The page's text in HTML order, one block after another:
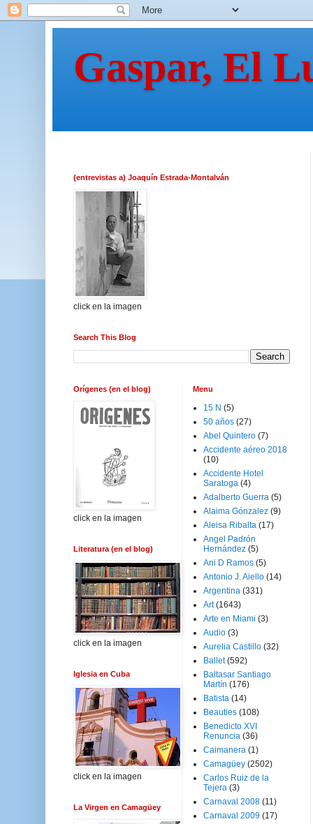
Gaspar, El
(entrevistas a) Joaquín Estrada-Montalván
click en la imagen
Search This Blog
Orígenes (en el blog)
click en la imagen
Literatura (en el blog)
click en la imagen
Iglesia en Cuba
click en la imagen
La Virgen en Camagüey
Menu
15 N (5)
50 años (27)
Abel Quintero (7)
Accidente aéreo 2018
(10)
Accidente Hotel
Saratoga (4)
Adalberto Guerra (5)
Alaima Gónzalez (9)
Aleisa Ribalta (17)
Angel Padrón
Hernández (5)
Ani D Ramos (5)
Antonio J. Aiello (14)
Argentina (331)
Art (1643)
Arte en Miami (3)
Audio (3)
Aurelia Castillo (32)
Ballet (592)
Baltasar Santiago
Martín (176)
Batista (14)
Beauties (108)
Benedicto XVI
Renuncia (36)
Caimanera (1)
Camagüey (2502)
Carlos Ruiz de la
Tejera (3)
Carnaval 2008 (11)
Carnaval 2009 (17)